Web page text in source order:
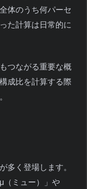
体のうち何パーセ
た計算は日常的に
つながる重要な概
成比を計算する際
多く登場します。
（ミュー）」や